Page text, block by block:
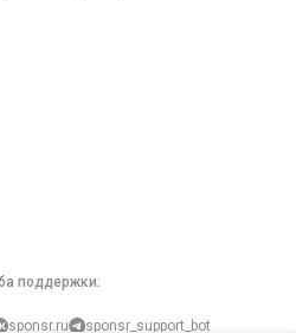
поддержки:
sponsr.ru sponsr_support_bot